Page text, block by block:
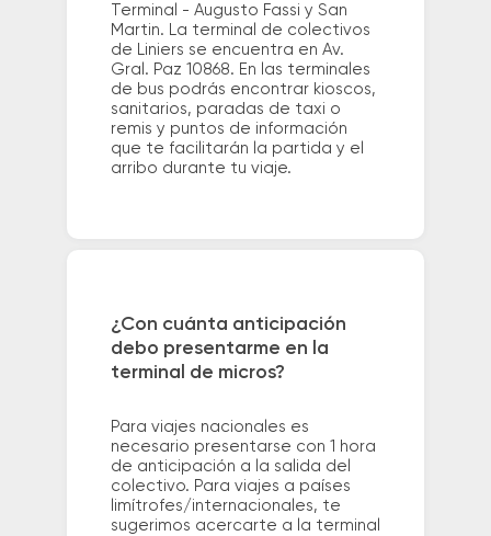
Terminal - Augusto Fassi y San
Martin. La terminal de colectivos
de Liniers se encuentra en Av.
Gral. Paz 10868. En las terminales
de bus podrás encontrar kioscos,
sanitarios, paradas de taxi o
remis y puntos de información
que te facilitarán la partida y el
arribo durante tu viaje.
¿Con cuánta anticipación
debo presentarme en la
terminal de micros?
Para viajes nacionales es
necesario presentarse con 1 hora
de anticipación a la salida del
colectivo. Para viajes a países
limítrofes/internacionales, te
sugerimos acercarte a la terminal